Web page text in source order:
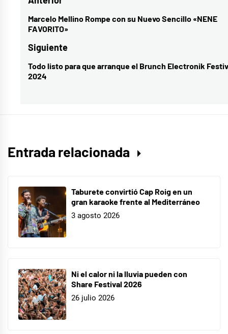
de
Entrada
anterior:
Marcelo Mellino Rompe con su Nuevo Sencillo «NENE
FAVORITO»
Siguiente
Entrada
siguiente:
Todo listo para que arranque el Brunch Electronik
2024
Entrada relacionada
Taburete convirtió Cap Roig en un
gran karaoke frente al Mediterráneo
3 agosto 2026
Ni el calor ni la lluvia pueden con
Share Festival 2026
26 julio 2026